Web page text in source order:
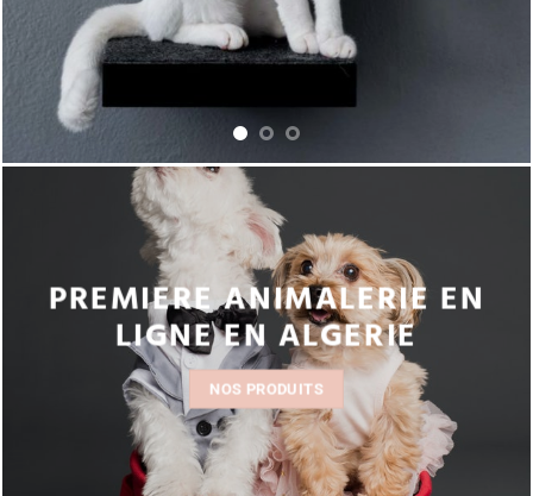
PREMIERE ANIMALERIE EN
LIGNE EN ALGERIE
NOS PRODUITS